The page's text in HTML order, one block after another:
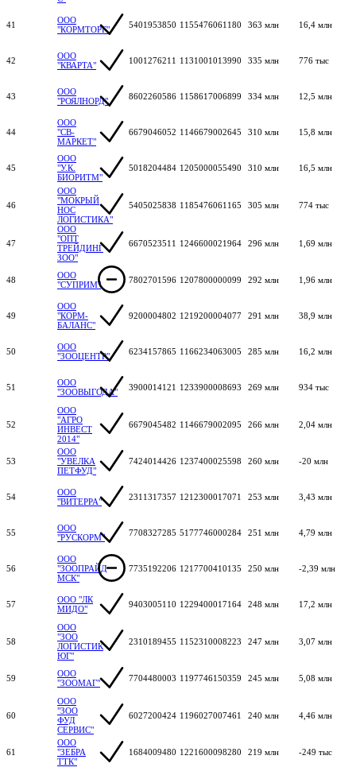
41
ООО
"КОРМТОРГ"
5401953850 1155476061180 363 млн 16,4 млн
42
ООО
"КВАРТА"
1001276211 1131001013990 335 млн 776 тыс
43
ООО
"РОЯЛНОРД"
8602260586 1158617006899 334 млн 12,5 млн
44
ООО
"СВ-
МАРКЕТ"
6679046052 1146679002645 310 млн 15,8 млн
45
ООО
"У.К.
БИОРИТМ"
5018204484 1205000055490 310 млн 16,5 млн
46
ООО
"МОКРЫЙ
НОС
ЛОГИСТИКА"
5405025838 1185476061165 305 млн 774 тыс
47
ООО
"ОПТ
ТРЕЙДИНГ
ЗОО"
6670523511 1246600021964 296 млн 1,69 млн
48
ООО
"СУПРИМ"
7802701596 1207800000099 292 млн 1,96 млн
49
ООО
"КОРМ-
БАЛАНС"
9200004802 1219200004077 291 млн 38,9 млн
50
ООО
"ЗООЦЕНТР"
6234157865 1166234063005 285 млн 16,2 млн
51
ООО
"ЗООВЫГОДА"
3900014121 1233900008693 269 млн 934 тыс
52
ООО
"АГРО
ИНВЕСТ
2014"
6679045482 1146679002095 266 млн 2,04 млн
53
ООО
"УВЕЛКА
ПЕТФУД"
7424014426 1237400025598 260 млн -20 млн
54
ООО
"ВИТЕРРА"
2311317357 1212300017071 253 млн 3,43 млн
55
ООО
"РУСКОРМ"
7708327285 5177746000284 251 млн 4,79 млн
56
ООО
"ЗООПРАЙД
МСК"
7735192206 1217700410135 250 млн -2,39 млн
57
ООО "ЛК
МИДО"
9403005110 1229400017164 248 млн 17,2 млн
58
ООО
"ЗОО
ЛОГИСТИК
ЮГ"
2310189455 1152310008223 247 млн 3,07 млн
59
ООО
"ЗООМАГ"
7704480003 1197746150359 245 млн 5,08 млн
60
ООО
"ЗОО
ФУД
СЕРВИС"
6027200424 1196027007461 240 млн 4,46 млн
61
ООО
"ЗЕБРА
ТТК"
1684009480 1221600098280 219 млн -249 тыс